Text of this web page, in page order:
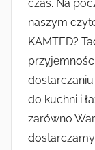
czas. Na
naszym
KAMTED?
do kuchni i
zarówno